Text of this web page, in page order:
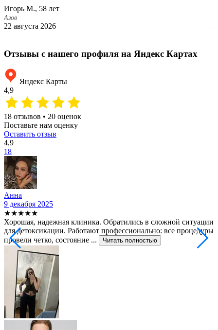
Игорь М., 58 лет
Азов
22 августа 2026
Отзывы с нашего профиля на Яндекс Картах
Яндекс Карты
4,9
18 отзывов • 20 оценок
Поставьте нам оценку
Оставить отзыв
4,9
18
Анна
9 декабря 2025
★★★★★
Хорошая, надежная клиника. Обратились в сложной ситуации
для детоксикации. Работают профессионально: все процедуры
провели четко, состояние ...
Читать полностью